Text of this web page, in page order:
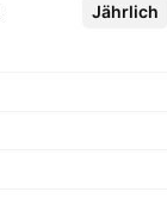
Jährlich
Mehr